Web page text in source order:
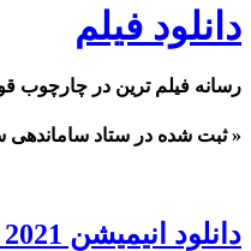
دانلود فیلم
رسانه فیلم ترین در چارچوب
« ثبت شده در ستاد ساماندهی
دانلود انیمیشن Ron’s Gone Wrong 2021 ران اشتباه رفته